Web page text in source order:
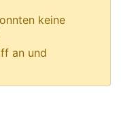
keine
an und